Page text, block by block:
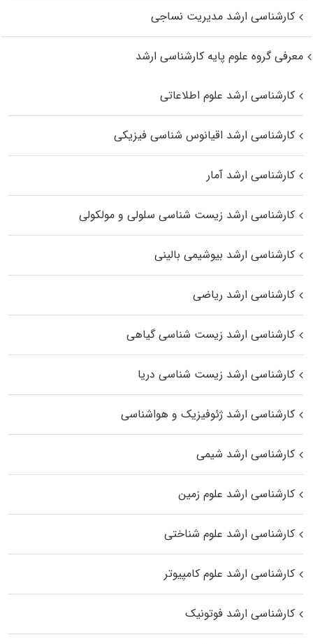
کارشناسی ارشد مدیریت نساجی
معرفی گروه علوم پایه کارشناسی ارشد
کارشناسی ارشد علوم اطلاعاتی
کارشناسی ارشد اقیانوس‌ شناسی فیزیکی
کارشناسی ارشد آمار
کارشناسی ارشد زیست شناسی سلولی و مولکولی
کارشناسی ارشد بیوشیمی بالینی
کارشناسی ارشد ریاضی
کارشناسی ارشد زیست‌ شناسی گیاهی
کارشناسی ارشد زیست‌ شناسی دریا
کارشناسی ارشد ژئوفیزیک و هواشناسی
کارشناسی ارشد شیمی
کارشناسی ارشد علوم زمین
کارشناسی ارشد علوم شناختی
کارشناسی ارشد علوم کامپیوتر
کارشناسی ارشد فوتونیک